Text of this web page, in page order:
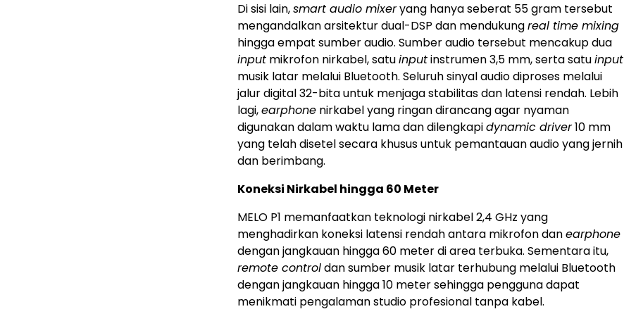
Di sisi lain,smart audio mixeryang hanya seberat 55 gram tersebut
mengandalkan arsitektur dual-DSP dan mendukungreal time mixing
hingga empat sumber audio. Sumber audio tersebut mencakup dua
input mikrofon nirkabel, satuinputinstrumen 3,5 mm, serta satuinput
musik latar melalui Bluetooth. Seluruh sinyal audio diproses melalui
jalur digital 32-bita untuk menjaga stabilitas dan latensi rendah. Lebih
lagi,earphone nirkabel yang ringan dirancang agar nyaman
digunakan dalam waktu lama dan dilengkapidynamic driver10 mm
yang telah disetel secara khusus untuk pemantauan audio yang jernih
dan berimbang.
Koneksi Nirkabel hingga 60 Meter
MELO P1 memanfaatkan teknologi nirkabel 2,4 GHz yang
menghadirkan koneksi latensi rendah antara mikrofon danearphone
dengan jangkauan hingga 60 meter di area terbuka. Sementara itu,
remote controldan sumber musik latar terhubung melalui Bluetooth
dengan jangkauan hingga 10 meter sehingga pengguna dapat
menikmati pengalaman studio profesional tanpa kabel.